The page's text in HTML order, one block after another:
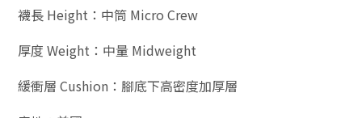
襪長 Height：中筒 Micro Crew
厚度 Weight：中量 Midweight
緩衝層 Cushion：腳底下高密度加厚層